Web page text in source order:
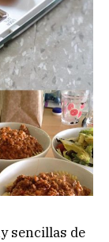
sencillas de